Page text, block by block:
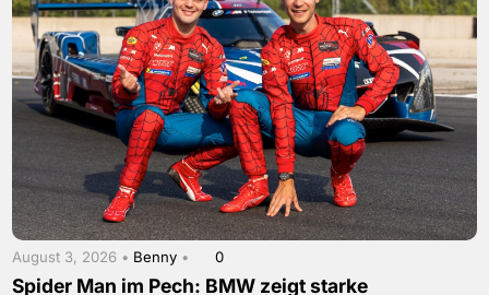
August 3, 2026 • Benny • 0
Spider Man im Pech: BMW zeigt starke